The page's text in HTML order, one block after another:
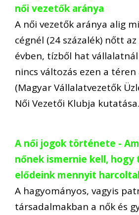
női vezetők aránya
A női vezetők aránya alig
cégnél (24 százalék) nőtt
évben, tízből hat vállalatnál
nincs változás ezen a téren
(Magyar Vállalatvezetők
Női Vezetői Klubja
A női jogok története -
nőnek ismernie kell, hogy
elődeink mennyit
A hagyományos, vagyis
társadalmakban a nők és